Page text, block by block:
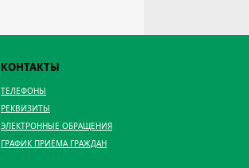
КОНТАКТЫ
ТЕЛЕФОНЫ
РЕКВИЗИТЫ
ЭЛЕКТРОННЫЕ ОБРАЩЕНИЯ
ГРАФИК ПРИЁМА ГРАЖДАН